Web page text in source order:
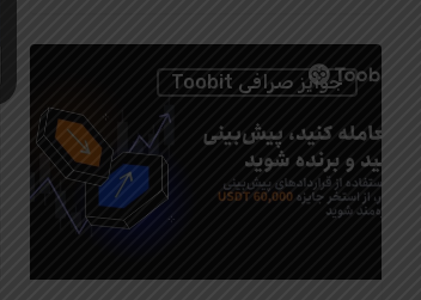
جوایز صرافی Toobit